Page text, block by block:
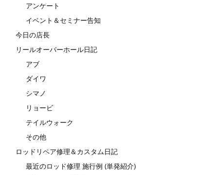
アンケート
イベント＆セミナー告知
今日の店長
リールオーバーホール日記
アブ
ダイワ
シマノ
リョービ
テイルウォーク
その他
ロッドリペア修理＆カスタム日記
最近のロッド修理 施行例 (単発紹介)